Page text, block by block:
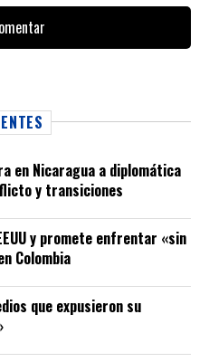
en Nicaragua a diplomática
y transiciones
y promete enfrentar «sin
Colombia
que expusieron su